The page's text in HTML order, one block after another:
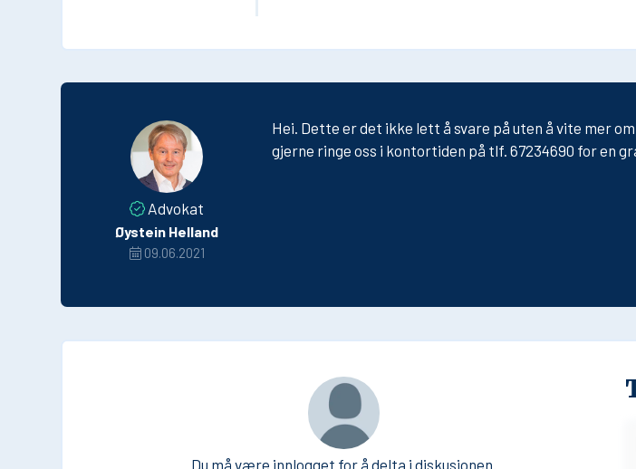
Advokat
Øystein Helland
09.06.2021
Hei. Dette er det ikke lett å svare på uten å vite mer
gjerne ringe oss i kontortiden på tlf. 67234690 for en
Du må være innlogget for å delta i diskusjonen.